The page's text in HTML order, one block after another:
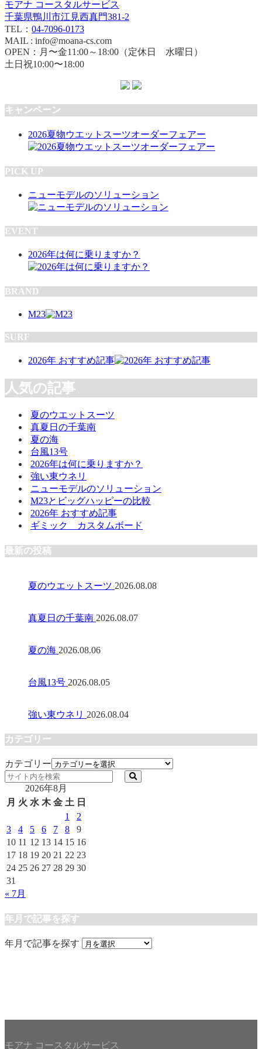
モアナ コースタルサービス
千葉県鴨川市江見西真門381-2
TEL： 04-7096-0173
MAIL : info@moana-cs.com
OPEN：月〜金11:00～18:00（定休日 水曜日）
土日祝10:00〜18:00
キャンペーン
2026夏物ウエットスーツオーダーフェアー
PICK UP
ニューモデルのソリューション
EVENT
2026年は何に乗りますか？
BRAND
M23
SURF
2026年 おすすめ記事
人気の記事
夏のウエットスーツ
真夏日の千葉南
夏の海
台風13号
2026年は何に乗りますか？
強い東ウネリ
ニューモデルのソリューション
M23とビッグハッピーの比較
2026年 おすすめ記事
ギミック カスタムボード
最新の投稿
夏のウエットスーツ 2026.08.08
真夏日の千葉南 2026.08.07
夏の海 2026.08.06
台風13号 2026.08.05
強い東ウネリ 2026.08.04
カテゴリー
カテゴリー
2026年8月
月 火 水 木 金 土 日
1
2
3
4 5 6 7 8
9
10 11 12 13 14 15 16
17 18 19 20 21 22 23
24 25 26 27 28 29 30
31
« 7月
年月で記事を探す
年月で記事を探す
モアナ コースタルサービス